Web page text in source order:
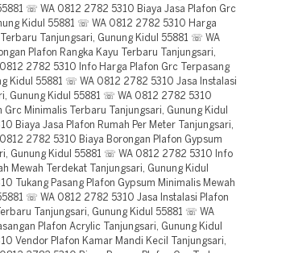
☏ WA 0812 2782 5310 Biaya Jasa Plafon Grc
Kidul 55881 ☏ WA 0812 2782 5310 Harga
Tanjungsari, Gunung Kidul 55881 ☏ WA
Plafon Rangka Kayu Terbaru Tanjungsari,
2782 5310 Info Harga Plafon Grc Terpasang
Kidul 55881 ☏ WA 0812 2782 5310 Jasa Instalasi
Gunung Kidul 55881 ☏ WA 0812 2782 5310
Grc Minimalis Terbaru Tanjungsari, Gunung Kidul
Biaya Jasa Plafon Rumah Per Meter Tanjungsari,
2782 5310 Biaya Borongan Plafon Gypsum
Gunung Kidul 55881 ☏ WA 0812 2782 5310 Info
Mewah Terdekat Tanjungsari, Gunung Kidul
Tukang Pasang Plafon Gypsum Minimalis Mewah
☏ WA 0812 2782 5310 Jasa Instalasi Plafon
Tanjungsari, Gunung Kidul 55881 ☏ WA
Plafon Acrylic Tanjungsari, Gunung Kidul
Vendor Plafon Kamar Mandi Kecil Tanjungsari,